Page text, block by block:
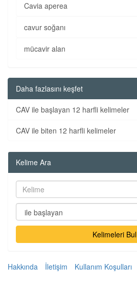
Cavia aperea
cavur soğanı
mücavir alan
Daha fazlasını keşfet
CAV ile başlayan 12 harfli kelimeler
CAV ile biten 12 harfli kelimeler
Kelime Ara
Kelimeleri Bul
Hakkında İletişim Kullanım Koşulları